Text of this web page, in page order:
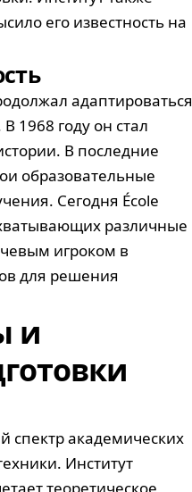
его известность на
адаптироваться
1968 году он стал
В последние
образовательные
Сегодня École
различные
игроком в
для решения
и
спектр академических
Институт
теоретическое